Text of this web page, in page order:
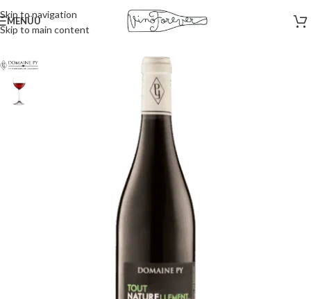
Skip to navigation
Skip to main content
MENÜÜ
Esileht /Punased veinid